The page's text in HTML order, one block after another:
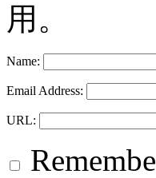
用。
Name:
Email Address:
URL: